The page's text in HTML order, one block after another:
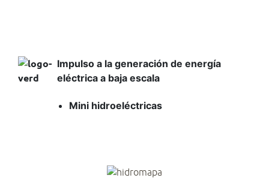
Impulso a la generación de energía
eléctrica a baja escala
Mini hidroeléctricas